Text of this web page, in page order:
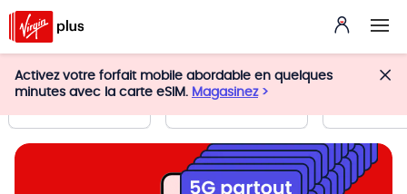
Activez votre forfait mobile abordable en quelques
minutes avec la carte eSIM. Magasinez
Téléphones Forfaits